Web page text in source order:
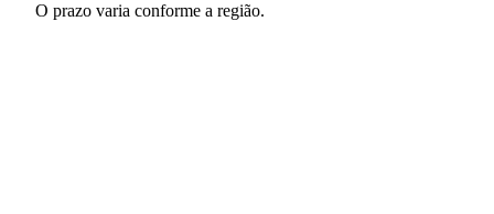
O prazo varia conforme a região.